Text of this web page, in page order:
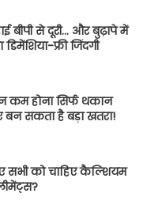
बीपी से दूरी… और बुढ़ापे में
फ्री जिंदगी
कम होना सिर्फ थकान
सकता है बड़ा खतरा!
सभी को चाहिए कैल्शियम